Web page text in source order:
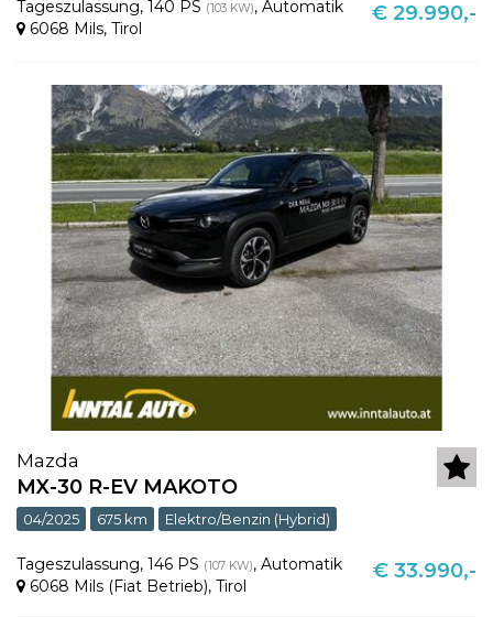
Tageszulassung, 140 PS (103 KW), Automatik
6068 Mils, Tirol
€ 29.990,-
Mazda
MX-30 R-EV MAKOTO
04/2025 675 km Elektro/Benzin (Hybrid)
Tageszulassung, 146 PS (107 KW), Automatik
6068 Mils (Fiat Betrieb), Tirol
€ 33.990,-